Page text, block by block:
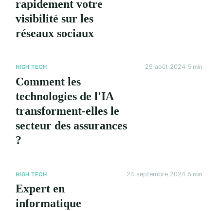
rapidement votre
visibilité sur les
réseaux sociaux
HIGH TECH
Comment les
technologies de l'IA
transforment-elles le
secteur des assurances
?
29 août 2024 5 min
HIGH TECH
Expert en
informatique
24 septembre 2024 5 min